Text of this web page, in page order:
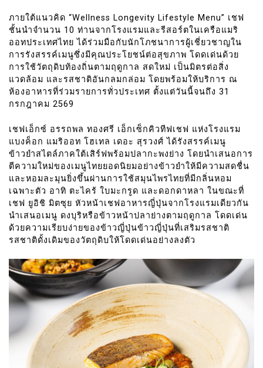
ภายใต้แนวคิด “Wellness Longevity Lifestyle Menu” เชฟ
ชั้นนำจำนวน 10 ท่านจากโรงแรมและรีสอร์ตในเครือแมริ
ออทประเทศไทย ได้ร่วมมือกับนักโภชนาการผู้เชี่ยวชาญใน
การรังสรรค์เมนูซึ่งมีคุณประโยชน์ต่อสุขภาพ โดดเด่นด้วย
การใช้วัตถุดิบท้องถิ่นตามฤดูกาล สดใหม่ เป็นมิตรต่อสิ่ง
แวดล้อม และรสชาติอันกลมกล่อม โดยพร้อมให้บริการ ณ
ห้องอาหารที่ร่วมรายการทั่วประเทศ ตั้งแต่วันนี้จนถึง 31
กรกฎาคม 2569
เชฟเอ็กซ์ อรรถพล ทองศรี เอ็กเซ็กคิวทีฟเชฟ แห่งโรงแรม
แบงค็อก แมริออท โฮเทล เดอะ สุรวงศ์ ได้รังสรรค์เมนู
ข้าวยำสไตล์ภาคใต้เสิร์ฟพร้อมปลากะพงย่าง โดยนำเสนอการ
ตีความใหม่ของเมนูไทยยอดนิยมอย่างข้าวยำให้มีความสดชื่น
และหอมละมุนยิ่งขึ้นผ่านการใช้สมุนไพรไทยที่มีกลิ่นหอม
เฉพาะตัว อาทิ ตะไคร้ ใบมะกรูด และดอกดาหลา ในขณะที่
เชฟ ยูอิชิ มิตซุย หัวหน้าเชฟอาหารญี่ปุ่นจากโรงแรมเดียวกัน
นำเสนอเมนู ดงบุริหรือข้าวหน้าปลาย่างตามฤดูกาล โดดเด่น
ด้วยความเรียบง่ายของข้าวญี่ปุ่นข้าวญี่ปุ่นที่เสริมรสชาติ
รสชาติดั้งเดิมของวัตถุดิบให้โดดเด่นอย่างลงตัว